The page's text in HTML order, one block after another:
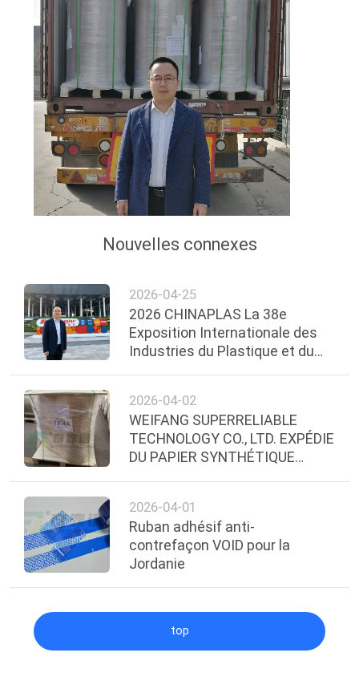
PLAN
SITE
PRIVACY
POLICY
Nouvelles connexes
2026-04-25
2026 CHINAPLAS La 38e
Exposition Internationale des
Industries du Plastique et du
2026-04-02
WEIFANG SUPERRELIABLE
TECHNOLOGY CO., LTD. EXPÉDIE
DU PAPIER SYNTHÉTIQUE
CONGÉLATION EN ÉQUATEUR
2026-04-01
Ruban adhésif anti-
contrefaçon VOID pour la
Jordanie
top